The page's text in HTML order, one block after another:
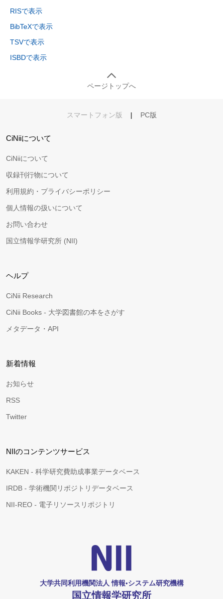
RISで表示
BibTeXで表示
TSVで表示
ISBDで表示
ページトップへ
スマートフォン版 | PC版
CiNiiについて
CiNiiについて
収録刊行物について
利用規約・プライバシーポリシー
個人情報の扱いについて
お問い合わせ
国立情報学研究所 (NII)
ヘルプ
CiNii Research
CiNii Books - 大学図書館の本をさがす
メタデータ・API
新着情報
お知らせ
RSS
Twitter
NIIのコンテンツサービス
KAKEN - 科学研究費助成事業データベース
IRDB - 学術機関リポジトリデータベース
NII-REO - 電子リソースリポジトリ
大学共同利用機関法人 情報•システム研究機構
国立情報学研究所